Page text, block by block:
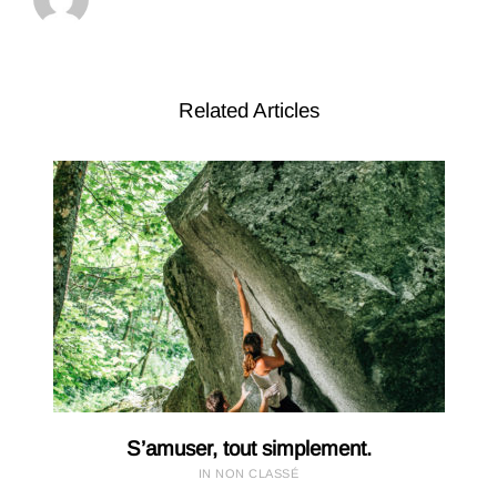
Related Articles
S’amuser, tout simplement.
IN NON CLASSÉ